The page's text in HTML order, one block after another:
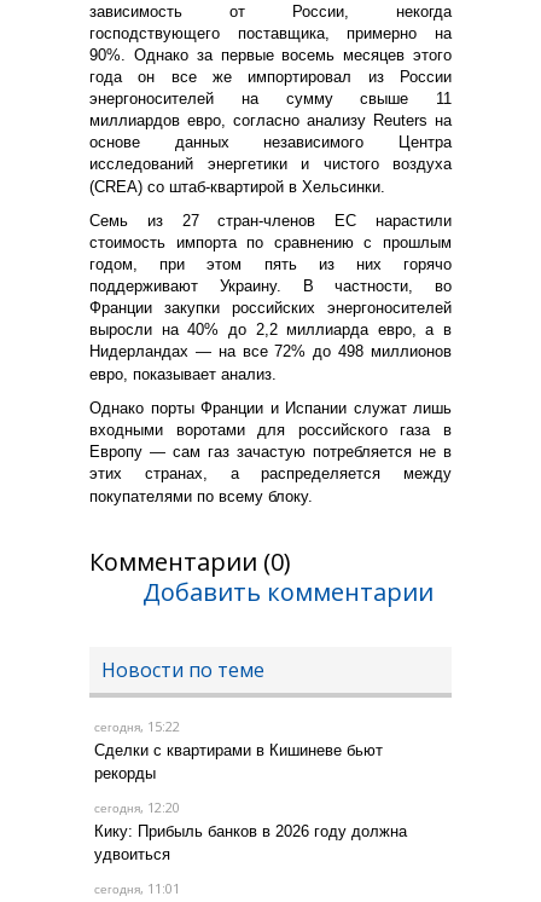
зависимость от России, некогда
господствующего поставщика, примерно на
90%. Однако за первые восемь месяцев этого
года он все же импортировал из России
энергоносителей на сумму свыше 11
миллиардов евро, согласно анализу Reuters на
основе данных независимого Центра
исследований энергетики и чистого воздуха
(CREA) со штаб-квартирой в Хельсинки.
Семь из 27 стран-членов ЕС нарастили
стоимость импорта по сравнению с прошлым
годом, при этом пять из них горячо
поддерживают Украину. В частности, во
Франции закупки российских энергоносителей
выросли на 40% до 2,2 миллиарда евро, а в
Нидерландах — на все 72% до 498 миллионов
евро, показывает анализ.
Однако порты Франции и Испании служат лишь
входными воротами для российского газа в
Европу — сам газ зачастую потребляется не в
этих странах, а распределяется между
покупателями по всему блоку.
Комментарии (0)
Добавить комментарии
Новости по теме
сегодня, 15:22
Сделки с квартирами в Кишиневе бьют
рекорды
сегодня, 12:20
Кику: Прибыль банков в 2026 году должна
удвоиться
сегодня, 11:01